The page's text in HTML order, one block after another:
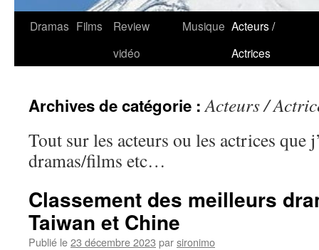
Aller
Dramas Films
Review
vidéo
Musique Acteurs /
Actrices
Archives de catégorie :Acteurs /
Tout sur les acteurs ou les actrices que
dramas/films etc…
Classement des meilleurs
Taiwan et Chine
Publié le23 décembre 2023 parsironimo